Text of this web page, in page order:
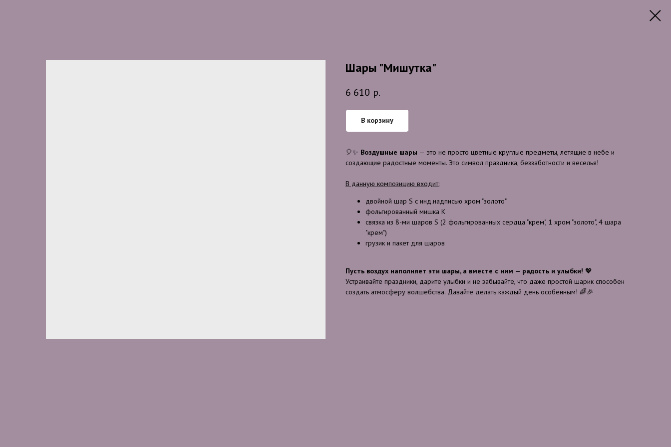
Шары "Мишутка"
6 610 р.
В корзину
🎈✨ Воздушные шары — это не просто цветные круглые предметы, летящие в небе и
создающие радостные моменты. Это символ праздника, беззаботности и веселья!
В данную композицию входит:
двойной шар S с инд.надписью хром "золото"
фольгированный мишка К
связка из 8-ми шаров S (2 фольгированных сердца "крем", 1 хром "золото", 4 шара
"крем")
грузик и пакет для шаров
Пусть воздух наполняет эти шары, а вместе с ним — радость и улыбки! 💖
Устраивайте праздники, дарите улыбки и не забывайте, что даже простой шарик способен
создать атмосферу волшебства. Давайте делать каждый день особенным! 🌈🎉